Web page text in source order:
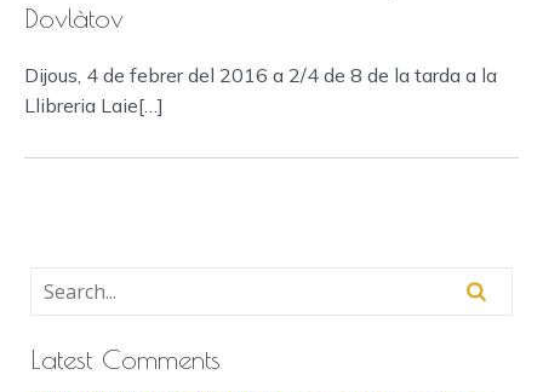
Dovlàtov
Dijous, 4 de febrer del 2016 a 2/4 de 8 de la tarda a la
Llibreria Laie[…]
Latest Comments